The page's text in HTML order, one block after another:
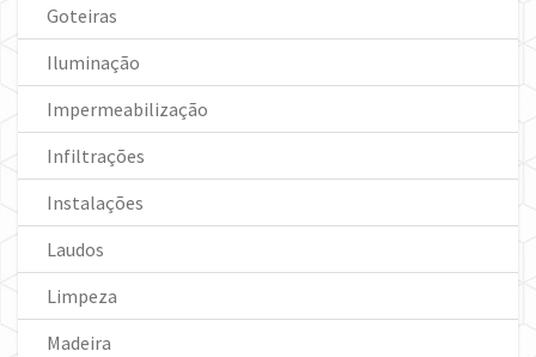
Goteiras
Iluminação
Impermeabilização
Infiltrações
Instalações
Laudos
Limpeza
Madeira